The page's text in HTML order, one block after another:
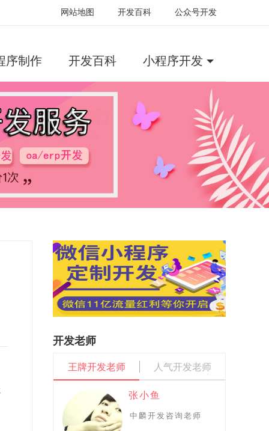
网站地图 开发百科 公众号开发
序制作 开发百科 小程序开发
开发老师
王牌开发老师 人气开发老师
张小鱼
中麟开发咨询老师